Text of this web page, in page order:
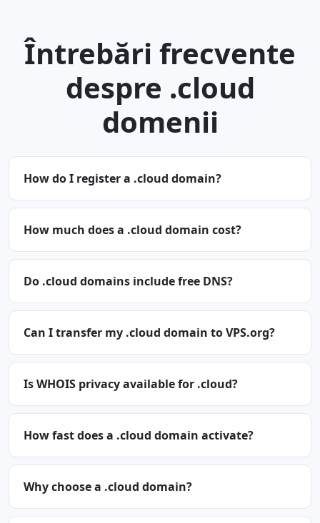
Întrebări frecvente
despre .cloud
domenii
How do I register a .cloud domain?
How much does a .cloud domain cost?
Do .cloud domains include free DNS?
Can I transfer my .cloud domain to VPS.org?
Is WHOIS privacy available for .cloud?
How fast does a .cloud domain activate?
Why choose a .cloud domain?